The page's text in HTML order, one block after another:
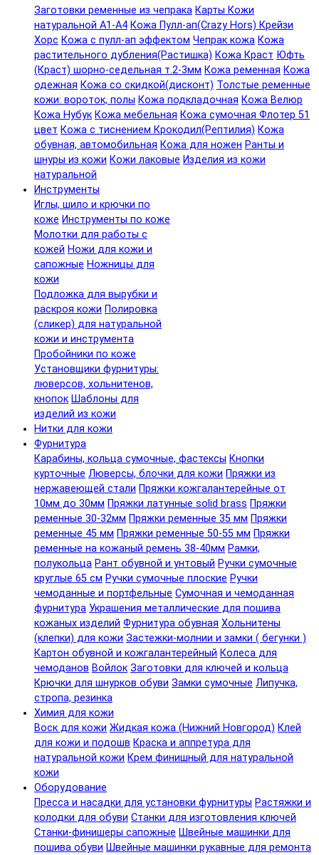
Заготовки ременные из чепрака Карты Кожи
натуральной А1-А4 Кожа Пулл-ап(Crazy Hors) Крейзи
Хорс Кожа с пулл-ап эффектом Чепрак кожа Кожа
растительного дубления(Растишка) Кожа Краст Юфть
(Краст) шорно-седельная т.2-3мм Кожа ременная Кожа
одежная Кожа со скидкой(дисконт) Толстые ременные
кожи: вороток, полы Кожа подкладочная Кожа Велюр
Кожа Нубук Кожа мебельная Кожа сумочная Флотер 51
цвет Кожа с тиснением Крокодил(Рептилия) Кожа
обувная, автомобильная Кожа для ножен Ранты и
шнуры из кожи Кожи лаковые Изделия из кожи
натуральной
Инструменты
Иглы, шило и крючки по
коже Инструменты по коже
Молотки для работы с
кожей Ножи для кожи и
сапожные Ножницы для
кожи
Подложка для вырубки и
раскроя кожи Полировка
(сликер) для натуральной
кожи и инструмента
Пробойники по коже
Установщики фурнитуры:
люверсов, хольнитенов,
кнопок Шаблоны для
изделий из кожи
Нитки для кожи
Фурнитура
Карабины, кольца сумочные, фастексы Кнопки
курточные Люверсы, блочки для кожи Пряжки из
нержавеющей стали Пряжки кожгалантерейные от
10мм до 30мм Пряжки латунные solid brass Пряжки
ременные 30-32мм Пряжки ременные 35 мм Пряжки
ременные 45 мм Пряжки ременные 50-55 мм Пряжки
ременные на кожаный ремень 38-40мм Рамки,
полукольца Рант обувной и унтовый Ручки сумочные
круглые 65 см Ручки сумочные плоские Ручки
чемоданные и портфельные Сумочная и чемоданная
фурнитура Украшения металлические для пошива
кожаных изделий Фурнитура обувная Хольнитены
(клепки) для кожи Застежки-молнии и замки ( бегунки )
Картон обувной и кожгалантерейный Колеса для
чемоданов Войлок Заготовки для ключей и кольца
Крючки для шнурков обуви Замки сумочные Липучка,
стропа, резинка
Химия для кожи
Воск для кожи Жидкая кожа (Нижний Новгород) Клей
для кожи и подошв Краска и аппретура для
натуральной кожи Крем финишный для натуральной
кожи
Оборудование
Пресса и насадки для установки фурнитуры Растяжки и
колодки для обуви Станки для изготовления ключей
Станки-финишеры сапожные Швейные машинки для
пошива обуви Швейные машинки рукавные для ремонта